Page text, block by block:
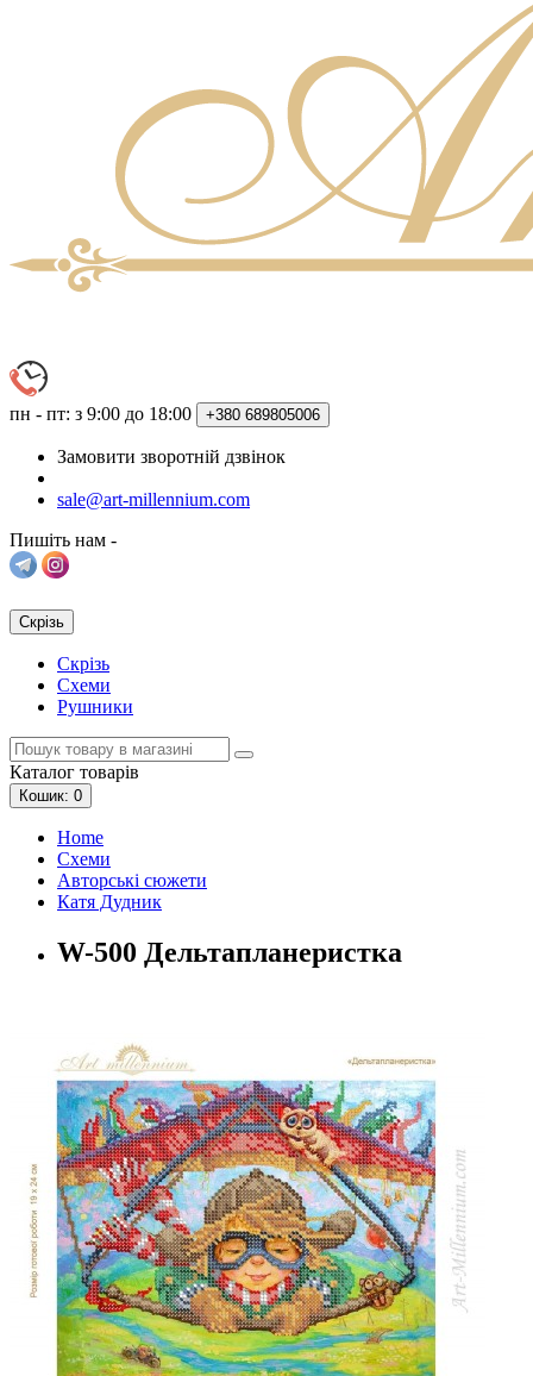
пн - пт: з 9:00 до 18:00 +380 689805006
Замовити зворотній дзвінок
sale@art-millennium.com
Пишіть нам -
Скрізь
Скрізь
Схеми
Рушники
Каталог товарів
Кошик: 0
Home
Схеми
Авторські сюжети
Катя Дудник
W-500 Дельтапланеристка